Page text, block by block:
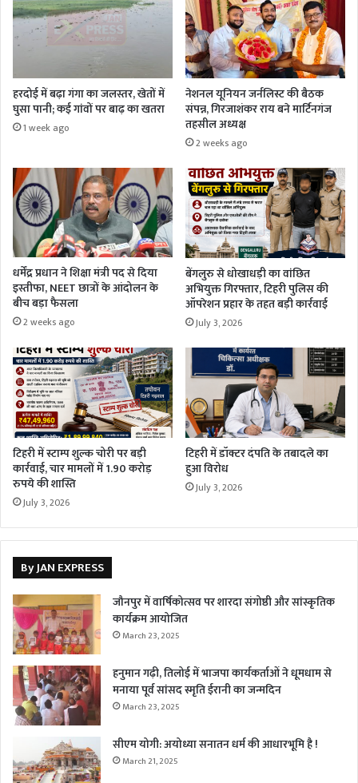
हरदोई में बढ़ा गंगा का जलस्तर, खेतों में
घुसा पानी; कई गांवों पर बाढ़ का खतरा
1 week ago
नेशनल यूनियन जर्नलिस्ट की बैठक
संपन्न, गिरजाशंकर राय बने मार्टिनगंज
तहसील अध्यक्ष
2 weeks ago
धर्मेंद्र प्रधान ने शिक्षा मंत्री पद से दिया
इस्तीफा, NEET छात्रों के आंदोलन के
बीच बड़ा फैसला
2 weeks ago
बेंगलुरु से धोखाधड़ी का वांछित
अभियुक्त गिरफ्तार, टिहरी पुलिस की
ऑपरेशन प्रहार के तहत बड़ी कार्रवाई
July 3, 2026
टिहरी में स्टाम्प शुल्क चोरी पर बड़ी
कार्रवाई, चार मामलों में 1.90 करोड़
रुपये की शास्ति
July 3, 2026
टिहरी में डॉक्टर दंपति के तबादले का
हुआ विरोध
July 3, 2026
By JAN EXPRESS
जौनपुर में वार्षिकोत्सव पर शारदा संगोष्ठी और सांस्कृतिक
कार्यक्रम आयोजित
March 23, 2025
हनुमान गढ़ी, तिलोई में भाजपा कार्यकर्ताओं ने धूमधाम से
मनाया पूर्व सांसद स्मृति ईरानी का जन्मदिन
March 23, 2025
सीएम योगी: अयोध्या सनातन धर्म की आधारभूमि है !
March 21, 2025